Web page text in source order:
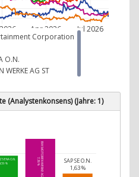
Apr 2026 Jul 2026
Corporation
O.N.
WERKE AG ST
(Analystenkonsens) (Jahre: 1)
SE NA O.N.
4,59 % BAY.MOTOREN WERKE AG ST
7,36 % SAP SE O.N.
1,63 %